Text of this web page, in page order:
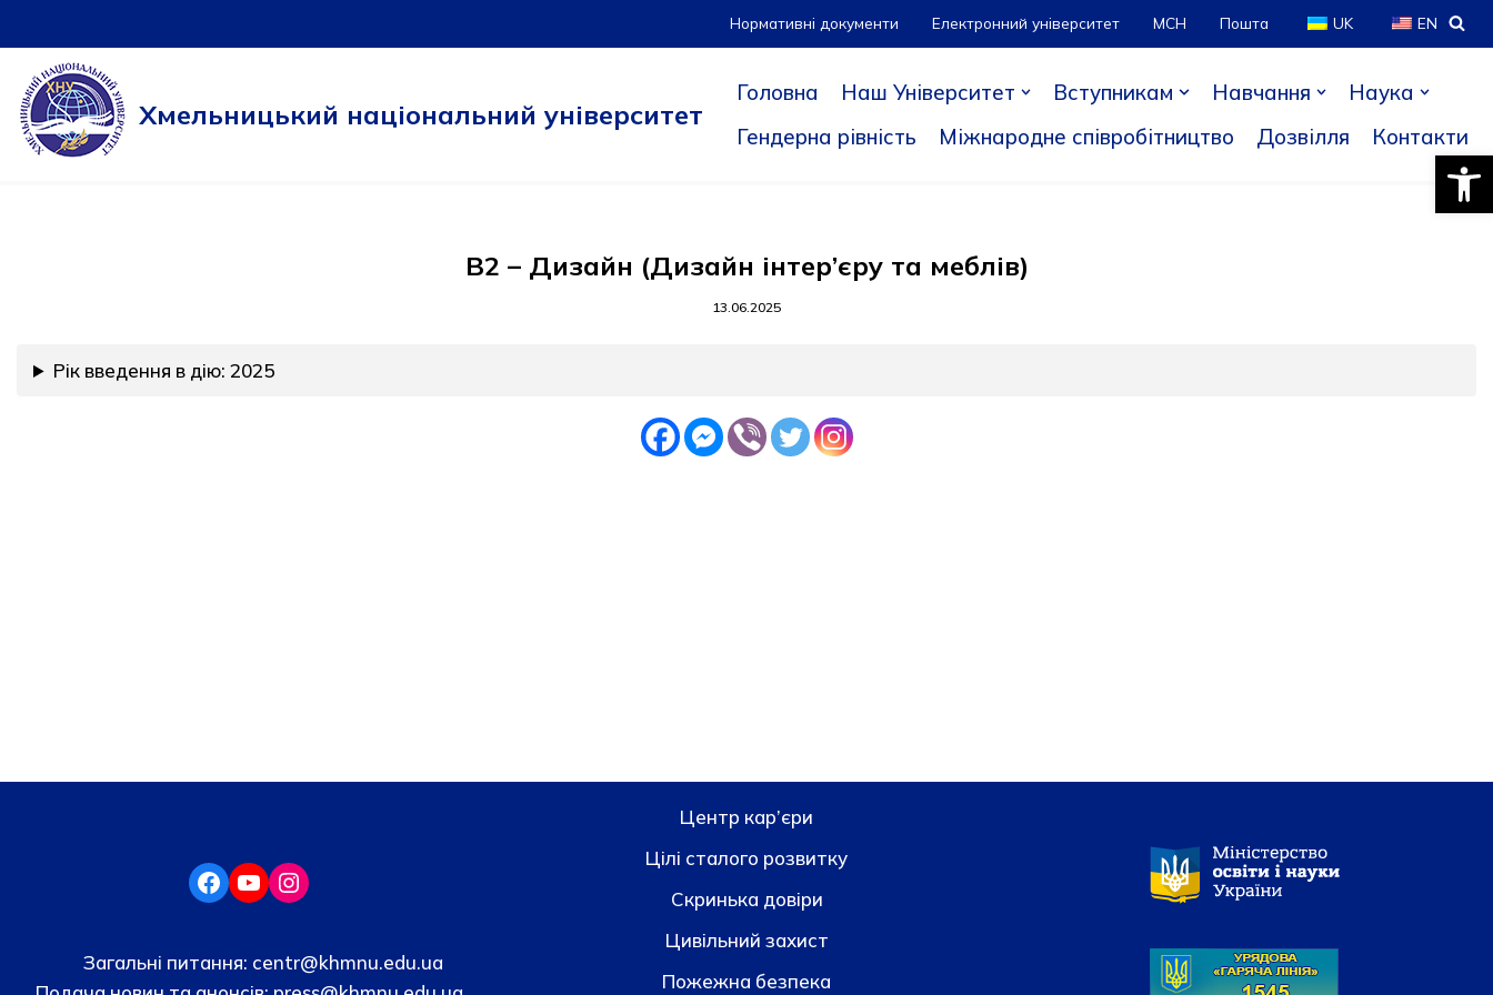
Перейти
до
вмісту
Нормативні документи Електронний університет МСН Пошта UK EN
Хмельницький національний університет
Головна Наш Університет Вступникам Навчання
Наука
Гендерна рівність
Міжнародне співробітництво Дозвілля Контакти
B2 – Дизайн (Дизайн інтер’єру та меблів)
13.06.2025
Рік введення в дію: 2025
Загальні питання: centr@khmnu.edu.ua
Центр кар’єри
Цілі сталого розвитку
Скринька довiри
Цивільний захист
Пожежна безпека